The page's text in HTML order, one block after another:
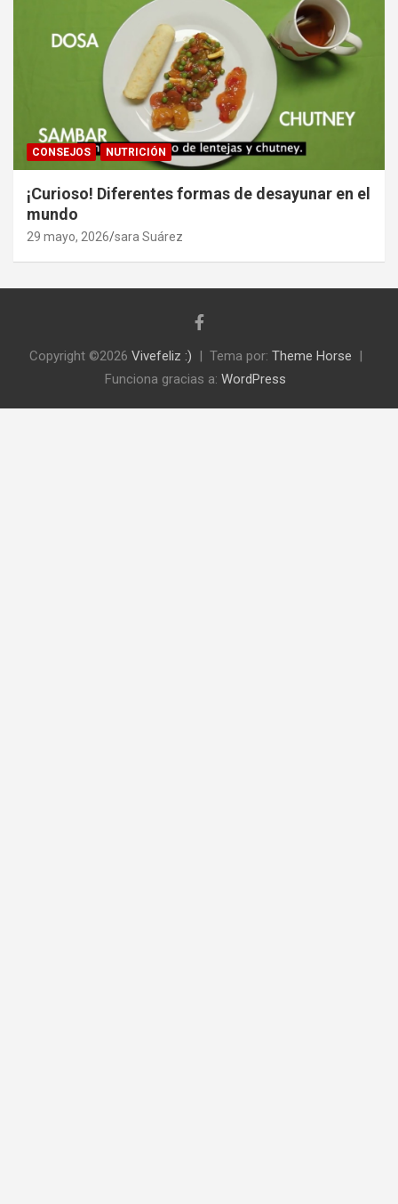
CONSEJOS NUTRICIÓN
¡Curioso! Diferentes formas de desayunar en el
mundo
29 mayo, 2026 sara Suárez
Copyright ©2026 Vivefeliz :) Tema por: Theme Horse
Funciona gracias a: WordPress